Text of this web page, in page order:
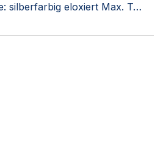
silberfarbig eloxiert Max. T…